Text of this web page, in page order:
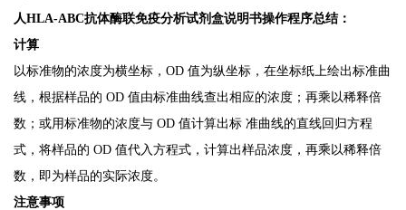
人HLA-ABC抗体酶联免疫分析试剂盒说明书操作程序总结：
计算
以标准物的浓度为横坐标，OD值为纵坐标，在坐标纸上绘出标准曲
线，根据样品的OD值由标准曲线查出相应的浓度；再乘以稀释倍
数；或用标准物的浓度与OD值计算出标准曲线的直线回归方程
式，将样品的OD值代入方程式，计算出样品浓度，再乘以稀释倍
数， 即为样品的实际浓度。
注意事项